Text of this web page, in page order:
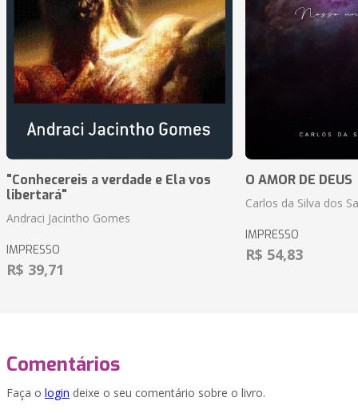
"Conhecereis a verdade e Ela vos
libertará"
Andraci Jacintho Gomes
IMPRESSO
R$ 39,71
O AMOR DE DEUS
Carlos da Silva dos
IMPRESSO
R$ 54,83
Comentários
Faça o login deixe o seu comentário sobre o livro.